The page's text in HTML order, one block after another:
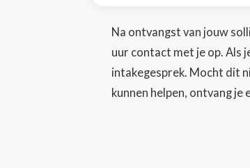
Na ontvangst van jouw
uur contact met je op. Als
intakegesprek. Mocht dit
kunnen helpen, ontvang je